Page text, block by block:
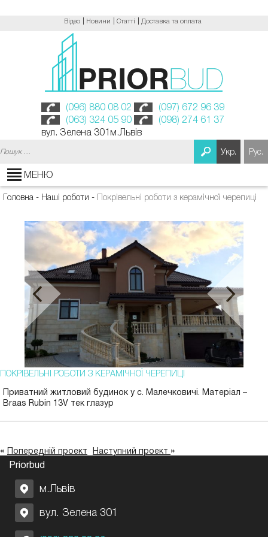
Відео Новини Статті Доставка та оплата
(096) 880 08 02
(097) 672 96 39
(063) 324 05 90
(098) 274 61 37
вул. Зелена 301м.Львів
Укр. Рус.
МЕНЮ
Головна - Наші роботи - Покрівельні роботи з керамічної черепиці
ПОКРІВЕЛЬНІ РОБОТИ З КЕРАМІЧНОЇ ЧЕРЕПИЦІ
Приватний житловий будинок у с. Малечковичі. Матеріал –
Braas Rubin 13V тек глазур
« Попередній проект Наступний проект »
Priorbud
м.Львів
вул. Зелена 301